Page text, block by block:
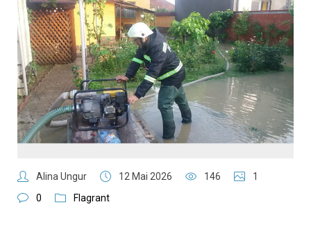
Alina Ungur 12 Mai 2026 146
1
0
Flagrant